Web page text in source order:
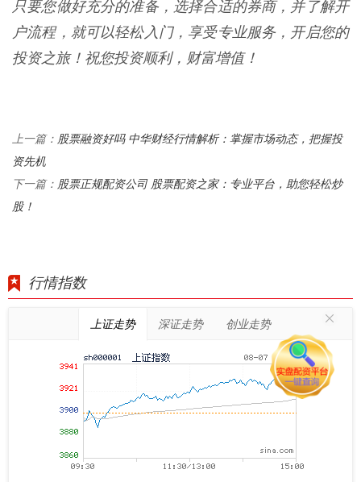
只要您做好充分的准备，选择合适的券商，并了解开
户流程，就可以轻松入门，享受专业服务，开启您的
投资之旅！祝您投资顺利，财富增值！
上一篇： 股票融资好吗 中华财经行情解析：掌握市场动态，把握投
资先机
下一篇： 股票正规配资公司 股票配资之家：专业平台，助您轻松炒
股！
行情指数
上证走势 深证走势 创业走势